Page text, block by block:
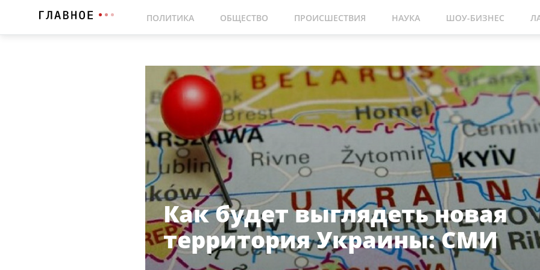
ПОЛИТИКА ОБЩЕСТВО ПРОИСШЕСТВИЯ НАУКА ШОУ-БИЗНЕС
Как будет выглядеть новая
территория Украины: СМИ